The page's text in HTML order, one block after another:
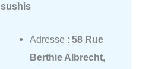
sushis
Adresse : 58 Rue
Berthie Albrecht,